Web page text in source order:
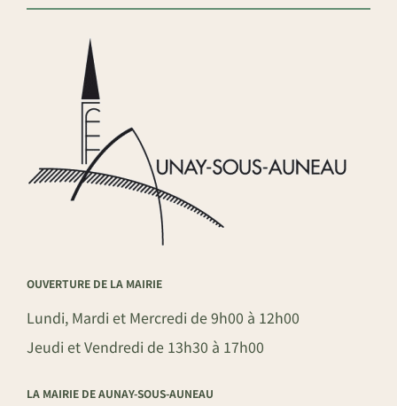
OUVERTURE DE LA MAIRIE
Lundi, Mardi et Mercredi de 9h00 à 12h00
Jeudi et Vendredi de 13h30 à 17h00
LA MAIRIE DE AUNAY-SOUS-AUNEAU